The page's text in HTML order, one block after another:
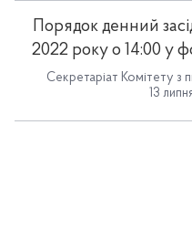
Порядок денний
2022 року о 14:00 у
Секретаріат Комітету з
13